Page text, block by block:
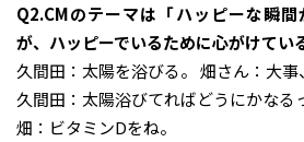
Q2.CMのテーマは「ハッピーな瞬
が、ハッピーでいるために心がけてい
久間田：太陽を浴びる。 畑さん：大事
久間田：太陽浴びてればどうにかなる
畑：ビタミンDをね。